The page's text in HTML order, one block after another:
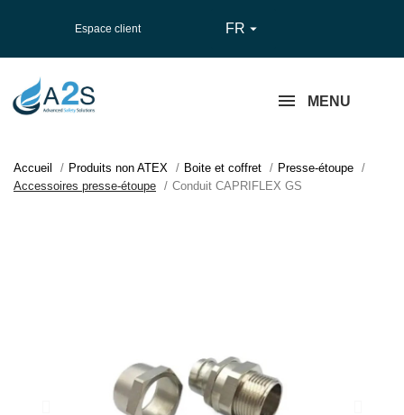
Espace client FR 
MENU
Accueil Produits non ATEX Boite et coffret
Presse-étoupe
Accessoires presse-étoupe
Conduit CAPRIFLEX GS